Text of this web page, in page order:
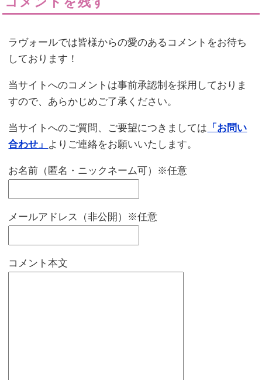
ラヴォールでは皆様からの愛のあるコメントをお待ち
しております！
当サイトへのコメントは事前承認制を採用しておりま
すので、あらかじめご了承ください。
当サイトへのご質問、ご要望につきましては 「お問い
合わせ」 よりご連絡をお願いいたします。
お名前（匿名・ニックネーム可）※任意
メールアドレス（非公開）※任意
コメント本文